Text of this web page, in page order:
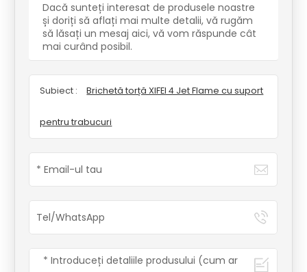
Dacă sunteți interesat de produsele noastre
și doriți să aflați mai multe detalii, vă rugăm
să lăsați un mesaj aici, vă vom răspunde cât
mai curând posibil.
Subiect : Brichetă torță XIFEI 4 Jet Flame cu suport
pentru trabucuri